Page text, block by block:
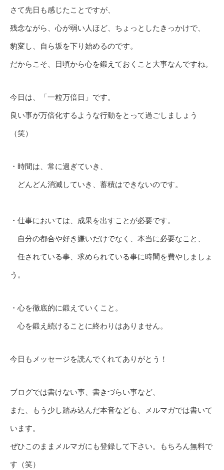
さて先日も感じたことですが、
残念ながら、心が弱い人ほど、ちょっとしたきっかけで、
豹変し、自ら坂を下り始めるのです。
だからこそ、日頃から心を鍛えておくこと大事なんですね。
今日は、「一粒万倍日」です。
良い事が万倍化するような行動をとって過ごしましょう
（笑）
・時間は、常に過ぎていき、
どんどん消滅していき、蓄積はできないのです。
・仕事においては、成果を出すことが必要です。
自分の都合や好き嫌いだけでなく、本当に必要なこと、
任されている事、求められている事に時間を費やしましょ
う。
・心を徹底的に鍛えていくこと。
心を鍛え続けることに終わりはありません。
今日もメッセージを読んでくれてありがとう！
ブログでは書けない事、書きづらい事など、
また、もう少し踏み込んだ本音なども、メルマガでは書いて
います。
ぜひこのままメルマガにも登録して下さい。もちろん無料で
す（笑）